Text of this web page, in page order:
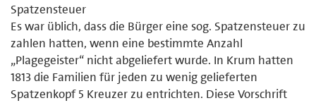
Spatzensteuer
Es war üblich, dass die Bürger eine sog. Spatzensteuer zu
zahlen hatten, wenn eine bestimmte Anzahl
„Plagegeister“ nicht abgeliefert wurde. In Krum hatten
1813 die Familien für jeden zu wenig gelieferten
Spatzenkopf 5 Kreuzer zu entrichten. Diese Vorschrift